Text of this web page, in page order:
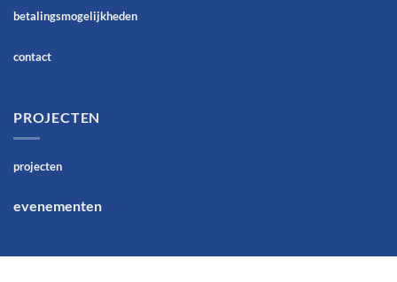
betalingsmogelijkheden
contact
PROJECTEN
projecten
evenementen